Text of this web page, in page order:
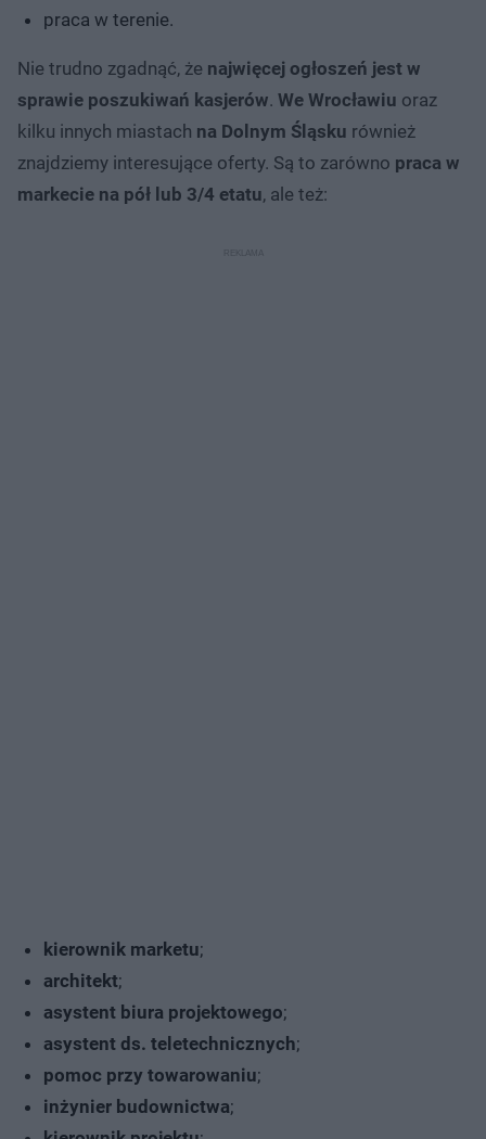
praca w terenie.
Nie trudno zgadnąć, że najwięcej ogłoszeń jest w
sprawie poszukiwań kasjerów. We Wrocławiu oraz
kilku innych miastach na Dolnym Śląsku również
znajdziemy interesujące oferty. Są to zarówno praca w
markecie na pół lub 3/4 etatu, ale też:
kierownik marketu;
architekt;
asystent biura projektowego;
asystent ds. teletechnicznych;
pomoc przy towarowaniu;
inżynier budownictwa;